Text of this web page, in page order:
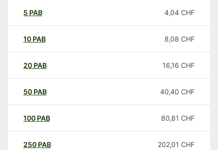
5 PAB 4,04 CHF
10 PAB 8,08 CHF
20 PAB 16,16 CHF
50 PAB 40,40 CHF
100 PAB 80,81 CHF
250 PAB 202,01 CHF